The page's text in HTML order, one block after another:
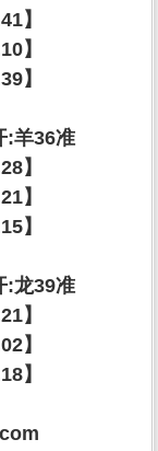
】
】
】
:羊36准
】
】
】
:龙39准
】
】
】